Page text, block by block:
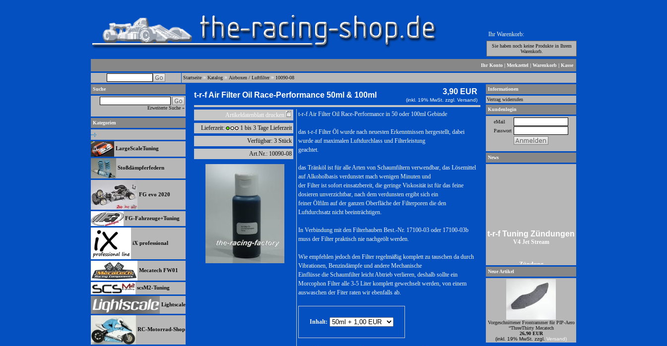
Ihr Warenkorb:
Sie haben noch keine Produkte in Ihrem
Warenkorb.
Ihr Konto | Merkzettel | Warenkorb | Kasse
Startseite » Katalog » Airboxen / Luftfilter» 10090-08
Suche
Erweiterte Suche »
Kategorien
LargeScaleTuning
Stoßdämpferfedern
FG evo 2020
FG-Fahrzeuge+Tuning
iX professional
Mecatech FW01
scsM2-Tuning
Lightscale
RC-Motorrad-Shop
t-r-f Air Filter Oil Race-Performance 50ml & 100ml 3,90 EUR
(inkl. 19% MwSt. zzgl. Versand)
Artikeldatenblatt drucken
Lieferzeit:
1 bis 3 Tage Lieferzeit
Verfügbar: 3 Stück
Art.Nr.: 10090-08
t-r-f Air Filter Oil Race-Performance in 50 oder 100ml Gebinde
das t-r-f Filter Öl wurde nach neuesten Erkenntnissen hergestellt, dabei
wurde auf maximalen Luftdurchlass und Filterleistung
geachtet.
das Tränköl ist für alle Arten von Schaumfiltern verwendbar, das Lösemittel
auf Alkoholbasis verdunstet mach wenigen Minuten und
der Filter ist sofort einsatzbereit, die geringe Viskosität ist für das feine
dosieren unverzichtbar, nach dem verdunsten ergibt sich ein
feiner Ölfilm auf der ganzen Oberfläche der Filterporen die den
Luftdurchsatz nicht beeinträchtigen.
In Verbindung mit den Filterhauben Best.-Nr. 17100-03 oder 17100-03b
muss der Filter praktisch nie nachgeölt werden.
Wie empfehlen jedoch den Filter regelmäßig komplett zu tauschen da durch
Vibrationen, Benzindämpfe und andere Mechanische
Einflüsse die Schaumfilter leicht Abtrieb verlieren, deshalb sollte ein
Morcophon Filter alle 3-5 Liter komplett gewechselt werden, von einem
auswaschen der Fiter raten wir ebenfalls ab.
Inhalt:
Informationen
Vertrag widerrufen
Kundenlogin
eMail
Passwort
News
t-r-f Tuning Zündungen
V4 Jet Stream
Zündung
Neue Artikel
Vorgeschnittener Frontrammer für PIP-Aero
“ThreeThirty Mecatech
26,90 EUR
(inkl. 19% MwSt. zzgl. Versand)